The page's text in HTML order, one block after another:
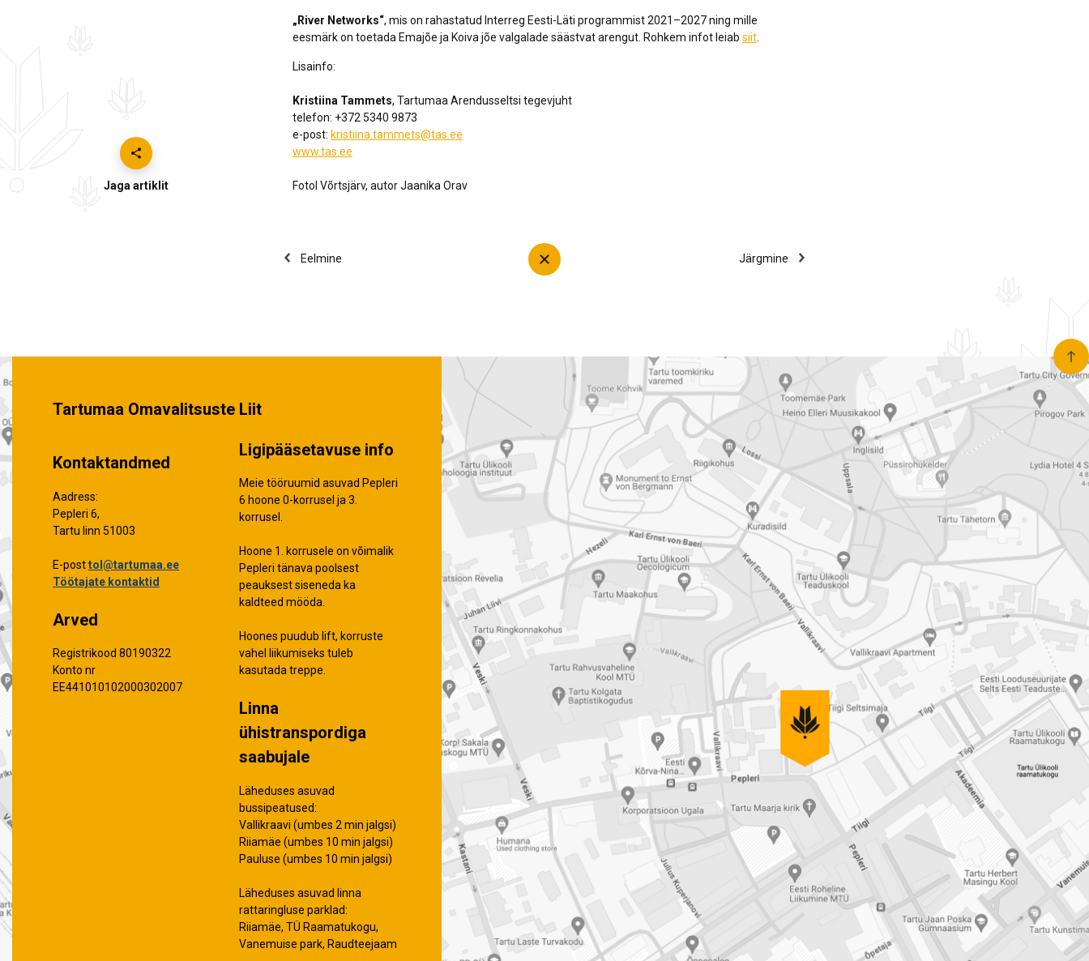
Jaga artiklit
„River Networks“, mis on rahastatud Interreg Eesti-Läti programmist 2021–2027 ning mille
eesmärk on toetada Emajõe ja Koiva jõe valgalade säästvat arengut. Rohkem infot leiab siit
Lisainfo:
Kristiina Tammets, Tartumaa Arendusseltsi tegevjuht
telefon: +372 5340 9873
e-post: kristiina.tammets@tas.ee
www.tas.ee
Fotol Võrtsjärv, autor Jaanika Orav
Eelmine Järgmine
Tartumaa Omavalitsuste Liit
Kontaktandmed
Aadress:
Pepleri 6,
Tartu linn 51003
E-posttol@tartumaa.ee
Töötajate kontaktid
Arved
Registrikood 80190322
Konto nr
EE441010102000302007
Ligipääsetavuse info
Meie tööruumid asuvad Pepleri
6 hoone 0-korrusel ja 3.
korrusel.
Hoone 1. korrusele on võimalik
Pepleri tänava poolsest
peauksest siseneda ka
kaldteed mööda.
Hoones puudub lift, korruste
vahel liikumiseks tuleb
kasutada treppe.
Linna
ühistranspordiga
saabujale
Läheduses asuvad
bussipeatused:
Vallikraavi (umbes 2 min jalgsi)
Riiamäe (umbes 10 min jalgsi)
Pauluse (umbes 10 min jalgsi)
Läheduses asuvad linna
rattaringluse parklad:
Riiamäe, TÜ Raamatukogu,
Vanemuise park, Raudteejaam